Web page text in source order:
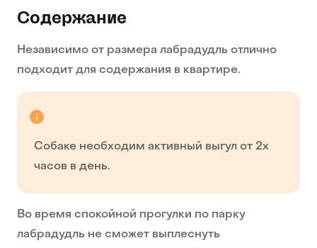
Содержание
Независимо от размера лабрадудль отлично
подходит для содержания в квартире.
Собаке необходим активный выгул от 2х
часов в день.
Во время спокойной прогулки по парку
лабрадудль не сможет выплеснуть